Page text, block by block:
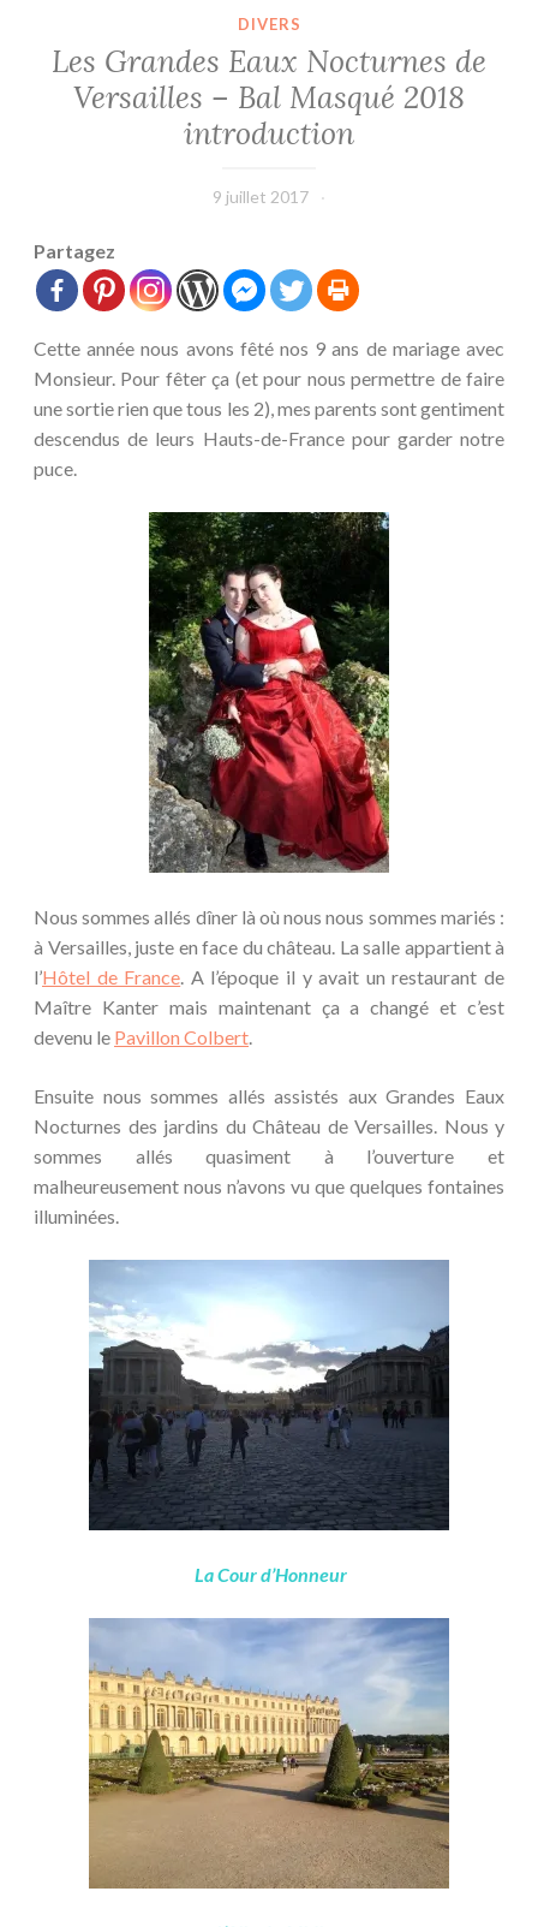
DIVERS
Les Grandes Eaux Nocturnes de
Versailles – Bal Masqué 2018
introduction
9 juillet 2017
Partagez
Cette année nous avons fêté nos 9 ans de mariage avec
Monsieur. Pour fêter ça (et pour nous permettre de faire
une sortie rien que tous les 2), mes parents sont gentiment
descendus de leurs Hauts-de-France pour garder notre
puce.
Nous sommes allés dîner là où nous nous sommes mariés :
à Versailles, juste en face du château. La salle appartient à
l’Hôtel de France. A l’époque il y avait un restaurant de
Maître Kanter mais maintenant ça a changé et c’est
devenu le Pavillon Colbert.
Ensuite nous sommes allés assistés aux Grandes Eaux
Nocturnes des jardins du Château de Versailles. Nous y
sommes allés quasiment à l’ouverture et
malheureusement nous n’avons vu que quelques fontaines
illuminées.
La Cour d’Honneur